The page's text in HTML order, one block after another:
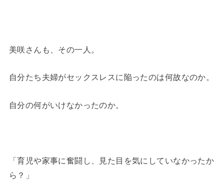
美咲さんも、その一人。
自分たち夫婦がセックスレスに陥ったのは何故なのか。
自分の何がいけなかったのか。
「育児や家事に奮闘し、見た目を気にしていなかったか
ら？」